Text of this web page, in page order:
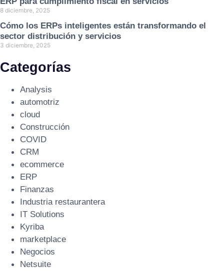
8 diciembre, 2025
Cómo los ERPs inteligentes están transformando el
sector distribución y servicios
3 diciembre, 2025
Categorías
Analysis
automotriz
cloud
Construcción
COVID
CRM
ecommerce
ERP
Finanzas
Industria restaurantera
IT Solutions
Kyriba
marketplace
Negocios
Netsuite